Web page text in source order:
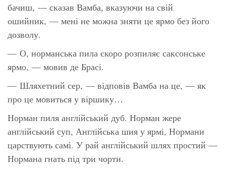
бачиш, — сказав Вамба, вказуючи на свій
ошийник, — мені не можна зняти це ярмо без його
дозволу.
— О, норманська пила скоро розпиляє саксонське
ярмо, — мовив де Брасі.
— Шляхетний сер, — відповів Вамба на це, — як
про це мовиться у віршику…
Норман пиля англійський дуб. Норман жере
англійський суп, Англійська шия у ярмі, Нормани
царствують самі. У рай англійський шлях простий —
Нормана гнать під три чорти.